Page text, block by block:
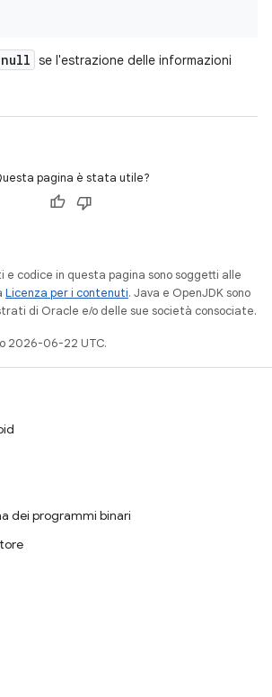
null se l'estrazione delle informazioni
pagina è stata utile?
e codice in questa pagina sono soggetti alle
Licenza per i contenuti. Java e OpenJDK sono
di Oracle e/o delle sue società consociate.
2026-06-22 UTC.
dei programmi binari